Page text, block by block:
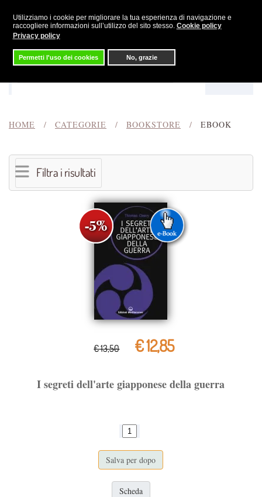
Utilizziamo i cookie per migliorare la tua esperienza di navigazione e
raccogliere informazioni sull’utilizzo del sito stesso. Cookie policy
Privacy policy
Permetti l'uso dei cookies No, grazie
Skip to main content
HOME CATEGORIE BOOKSTORE EBOOK
Filtra i risultati
€ 13,50 € 12,85
I segreti dell'arte giapponese della guerra
Salva per dopo
Scheda